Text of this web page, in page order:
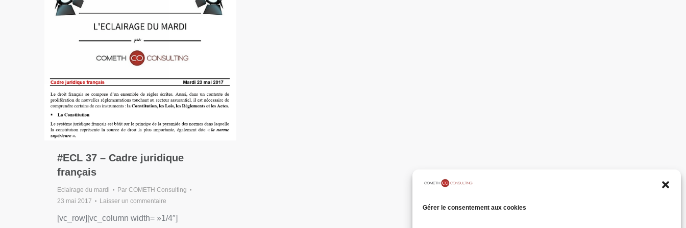
Gérer le consentement aux cookies
#ECL 37 – Cadre juridique
français
Eclairage du mardi Par COMETH Consulting
23 mai 2017
Laisser un commentaire
[vc_row][vc_column width= »1/4″]